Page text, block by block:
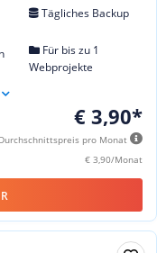
Tägliches Backup
Für bis zu 1
Webprojekte
€ 3,90*
Durchschnittspreis pro Monat
€ 3,90/Monat